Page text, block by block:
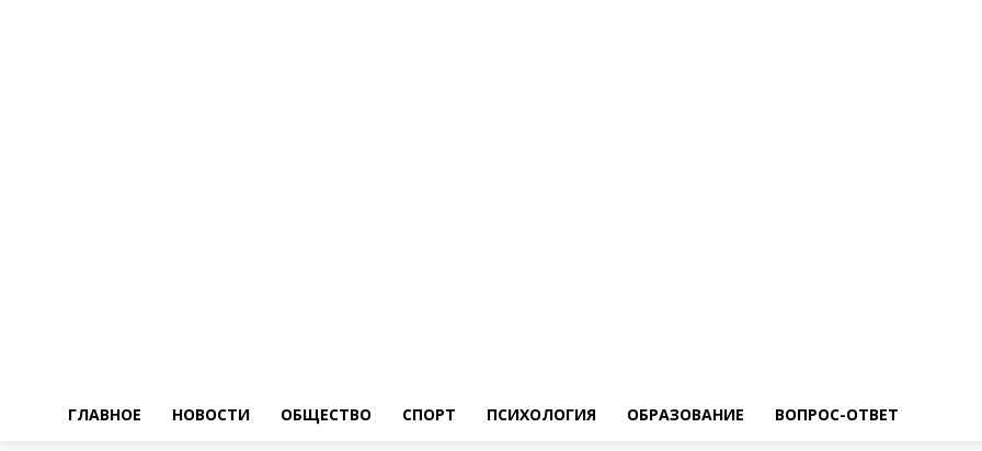
ГЛАВНОЕ НОВОСТИ ОБЩЕСТВО СПОРТ ПСИХОЛОГИЯ ОБРАЗОВАНИЕ ВОПРОС-ОТВЕТ